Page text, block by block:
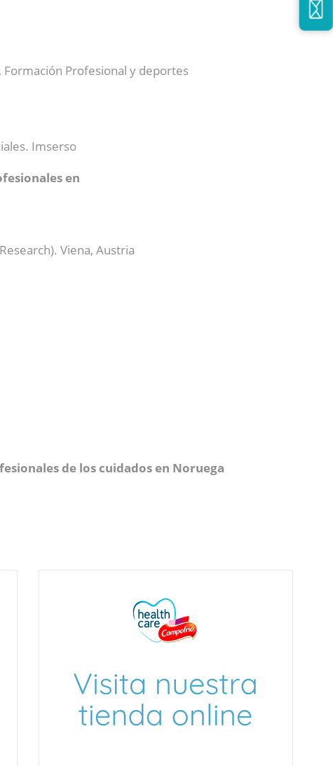
Profesional y deportes
Imserso
en
Viena, Austria
de los cuidados en Noruega